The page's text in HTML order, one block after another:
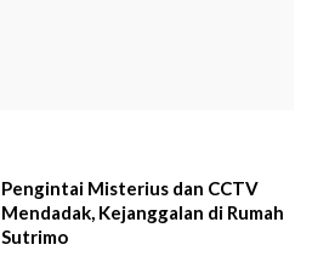
Pengintai Misterius dan CCTV
Mendadak, Kejanggalan di Rumah
Sutrimo